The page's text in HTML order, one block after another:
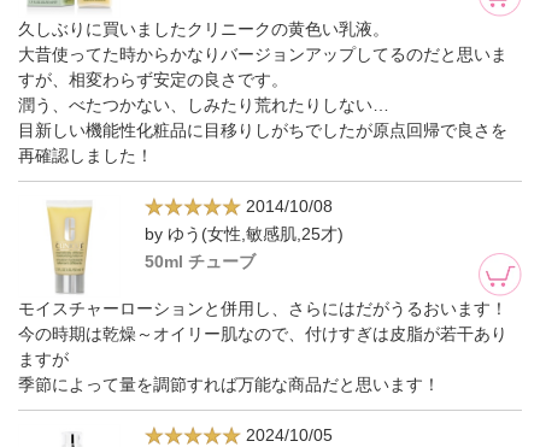
久しぶりに買いましたクリニークの黄色い乳液。
大昔使ってた時からかなりバージョンアップしてるのだと思いま
すが、相変わらず安定の良さです。
潤う、べたつかない、しみたり荒れたりしない…
目新しい機能性化粧品に目移りしがちでしたが原点回帰で良さを
再確認しました！
2014/10/08
by ゆう(女性,敏感肌,25才)
50ml チューブ
モイスチャーローションと併用し、さらにはだがうるおいます！
今の時期は乾燥～オイリー肌なので、付けすぎは皮脂が若干あり
ますが
季節によって量を調節すれば万能な商品だと思います！
2024/10/05